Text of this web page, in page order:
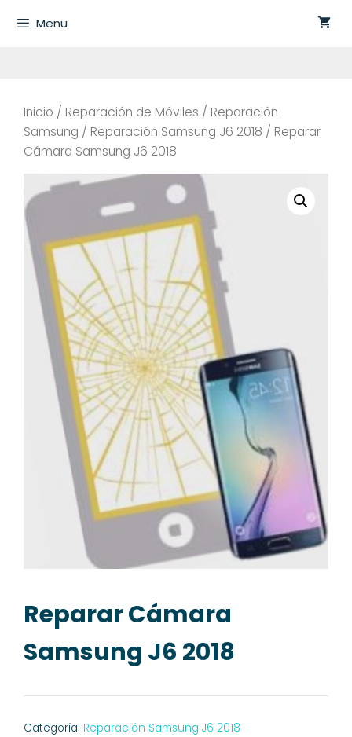
Menu
Inicio / Reparación de Móviles / Reparación
Samsung / Reparación Samsung J6 2018 / Reparar
Cámara Samsung J6 2018
Reparar Cámara
Samsung J6 2018
Categoría: Reparación Samsung J6 2018